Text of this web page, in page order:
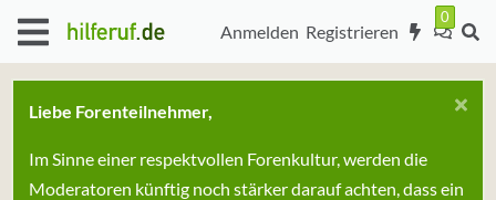
Anmelden Registrieren
Liebe Forenteilnehmer,
Im Sinne einer respektvollen Forenkultur, werden die
Moderatoren künftig noch stärker darauf achten, dass ein